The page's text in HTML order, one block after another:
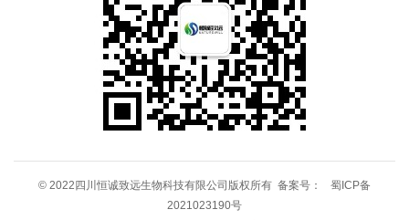
© 2022四川恒诚致远生物科技有限公司版权所有 备案号：
蜀ICP备
2021023190号